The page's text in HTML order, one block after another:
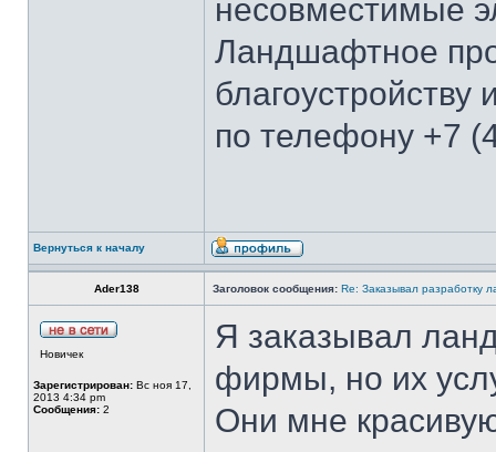
несовместимые
Ландшафтное
по телефону +7
Вернуться к началу
Ader138 Заголовок сообщения: Re: Заказывал разработку
Новичек
Зарегистрирован: Вс ноя 17,
2013 4:34 pm
Сообщения: 2
Я заказывал
фирмы, но их
Они мне